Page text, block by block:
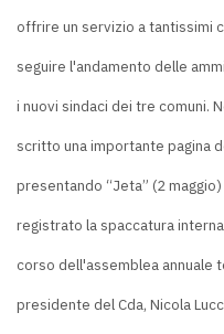
offrire un servizio a tantissimi
seguire l'andamento delle
i nuovi sindaci dei tre comuni.
scritto una importante pagina
presentando “Jeta” (2
registrato la spaccatura
corso dell'assemblea annuale
presidente del Cda, Nicola